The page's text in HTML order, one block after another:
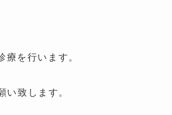
療を行います。
い致します。